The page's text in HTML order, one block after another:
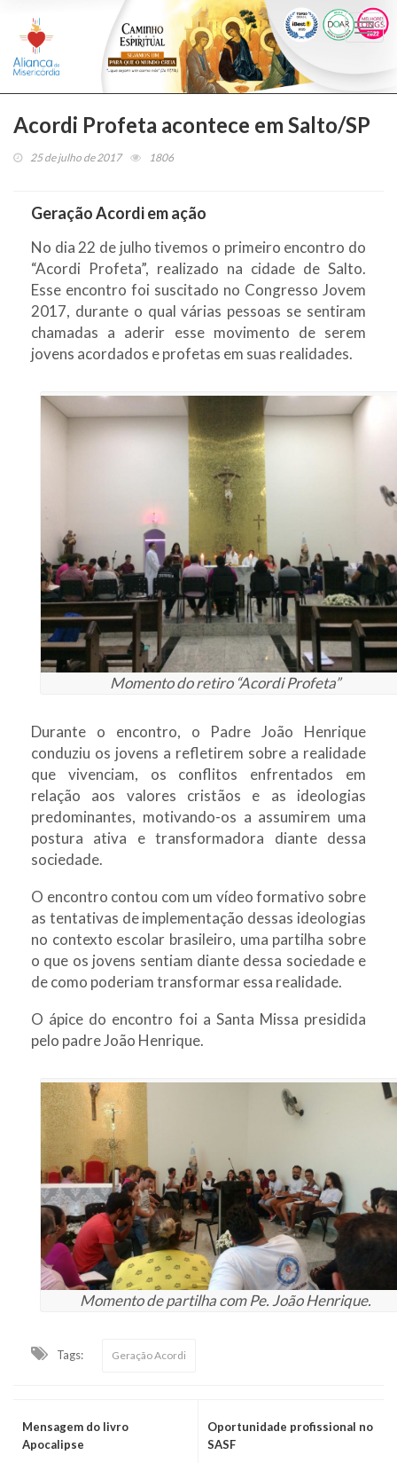
Acordi Profeta acontece em Salto/SP
25 de julho de 2017 1806
Geração Acordi em ação
No dia 22 de julho tivemos o primeiro encontro do
“Acordi Profeta”, realizado na cidade de Salto.
Esse encontro foi suscitado no Congresso Jovem
2017, durante o qual várias pessoas se sentiram
chamadas a aderir esse movimento de serem
jovens acordados e profetas em suas realidades.
Momento do retiro “Acordi Profeta”
Durante o encontro, o Padre João Henrique
conduziu os jovens a refletirem sobre a realidade
que vivenciam, os conflitos enfrentados em
relação aos valores cristãos e as ideologias
predominantes, motivando-os a assumirem uma
postura ativa e transformadora diante dessa
sociedade.
O encontro contou com um vídeo formativo sobre
as tentativas de implementação dessas ideologias
no contexto escolar brasileiro, uma partilha sobre
o que os jovens sentiam diante dessa sociedade e
de como poderiam transformar essa realidade.
O ápice do encontro foi a Santa Missa presidida
pelo padre João Henrique.
Momento de partilha com Pe. João Henrique.
Tags: Geração Acordi
Mensagem do livro
Apocalipse
Oportunidade profissional no
SASF